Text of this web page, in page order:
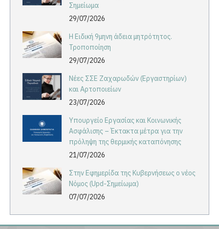
Σημείωμα
29/07/2026
Η Ειδική 9μηνη άδεια μητρότητος.
Τροποποίηση
29/07/2026
Νέες ΣΣΕ Ζαχαρωδών (Εργαστηρίων)
και Αρτοποιείων
23/07/2026
Υπουργείο Εργασίας και Κοινωνικής
Ασφάλισης – Έκτακτα μέτρα για την
πρόληψη της θερμικής καταπόνησης
21/07/2026
Στην Εφημερίδα της Κυβερνήσεως ο νέος
Νόμος (Upd-Σημείωμα)
07/07/2026